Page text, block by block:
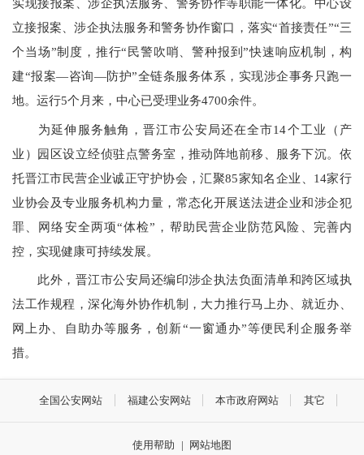
立接报案、涉企执法服务和警务协作窗口，落实“首接责任”“三
个当场”制度，推行“民警吹哨、警种报到”快速响应机制，构
建“报案—咨询—防护”全链条服务体系，实现涉企事务只跑一
地。运行5个月来，中心已受理业务4700余件。
为延伸服务触角，晋江市公安局还在全市14个工业（产
业）园区设立经侦驻点警务室，推动阵地前移、服务下沉。依
托晋江市民营企业诚正守护协会，汇聚85家知名企业、14家行
业协会及专业服务机构力量，常态化开展送法进企业和涉企犯
罪、网络安全两项“体检”，帮助民营企业防范风险、完善内
控，实现健康可持续发展。
此外，晋江市公安局还编印涉企执法负面清单和跨区域执
法工作规程，深化海外协作机制，大力推行马上办、就近办、
网上办、自助办等服务，创新“一窗通办”等便民利企服务举
措。
全国公安网站 福建公安网站 本市政府网站 其它
使用帮助 | 网站地图